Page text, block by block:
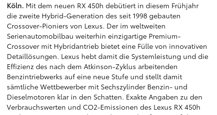
Köln. Mit dem neuen RX 450h debütiert in diesem Frühjahr
die zweite Hybrid-Generation des seit 1998 gebauten
Crossover-Pioniers von Lexus. Der im weltweiten
Serienautomobilbau weiterhin einzigartige Premium-
Crossover mit Hybridantrieb bietet eine Fülle von innovativen
Detaillösungen. Lexus hebt damit die Systemleistung und die
Effizienz des nach dem Atkinson-Zyklus arbeitenden
Benzintriebwerks auf eine neue Stufe und stellt damit
sämtliche Wettbewerber mit Sechszylinder Benzin- und
Dieselmotoren klar in den Schatten. Exakte Angaben zu den
Verbrauchswerten und CO2-Emissionen des Lexus RX 450h